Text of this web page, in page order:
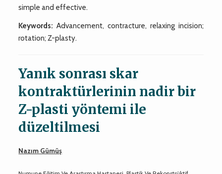
simple and effective.
Keywords: Advancement, contracture, relaxing incision;
rotation; Z-plasty.
Yanık sonrası skar
kontraktürlerinin nadir bir
Z-plasti yöntemi ile
düzeltilmesi
Nazım Gümüş